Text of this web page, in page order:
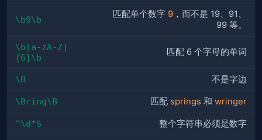
\b9\b
匹配单个数字 9 ，而不是 19、91、
99 等。
\b[a-zA-Z]
{6}\b
匹配 6 个字母的单词
\B 不是字边
\Bring\B 匹配 springs 和 wringer
^\d*$ 整个字符串必须是数字